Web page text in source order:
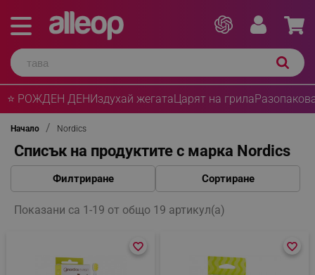
⭐ РОЖДЕН ДЕНИздухай жегатаЦарят на грила
Начало Nordics
Списък на продуктите с марка Nordics
Филтриране Сортиране
Показани са 1-19 от общо 19 артикул(а)
favorite_border
favorite_border favorite_border
favorite_border